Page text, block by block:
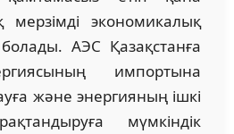
мерзімді экономикалық
болады. АЭС Қазақстанға
импортына
және энергияның ішкі
мүмкіндік